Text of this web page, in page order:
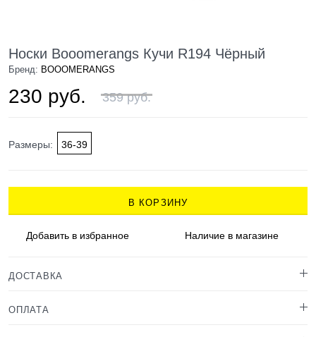
Носки Booomerangs Кучи R194 Чёрный
Бренд: BOOOMERANGS
230 руб. 359 руб.
Размеры: 36-39
В КОРЗИНУ
Добавить в избранное Наличиев магазине
ДОСТАВКА
ОПЛАТА